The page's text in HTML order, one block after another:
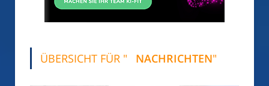
ÜBERSICHT FÜR " NACHRICHTEN"